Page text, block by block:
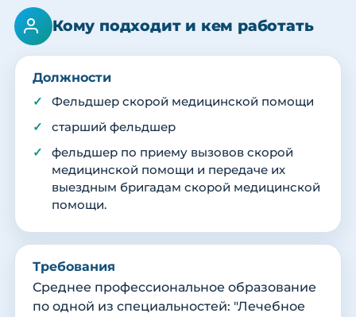
Кому подходит и кем работать
Должности
Фельдшер скорой медицинской помощи
старший фельдшер
фельдшер по приему вызовов скорой
медицинской помощи и передаче их
выездным бригадам скорой медицинской
помощи.
Требования
Среднее профессиональное образование
по одной из специальностей: "Лечебное